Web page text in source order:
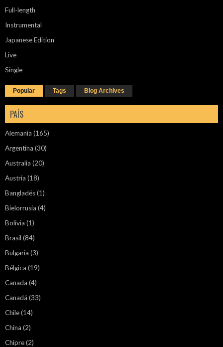
Full-length
Instrumental
Japanese Edition
Live
Single
Popular Tags Blog Archives
PAÍS
Alemania (165)
Argentina (30)
Australia (20)
Austria (18)
Bangladés(1)
Bielorrusia (4)
Bolivia (1)
Brasil (84)
Bulgaria (3)
Bélgica (19)
Canada (4)
Canadá (33)
Chile(14)
China (2)
Chipre(2)